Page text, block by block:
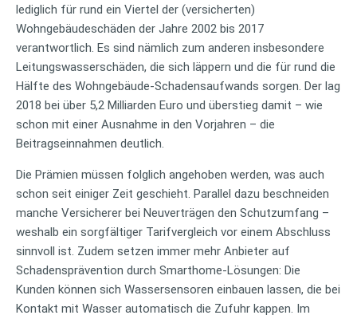
lediglich für rund ein Viertel der (versicherten)
Wohngebäudeschäden der Jahre 2002 bis 2017
verantwortlich. Es sind nämlich zum anderen insbesondere
Leitungswasserschäden, die sich läppern und die für rund die
Hälfte des Wohngebäude-Schadensaufwands sorgen. Der lag
2018 bei über 5,2 Milliarden Euro und überstieg damit – wie
schon mit einer Ausnahme in den Vorjahren – die
Beitragseinnahmen deutlich.
Die Prämien müssen folglich angehoben werden, was auch
schon seit einiger Zeit geschieht. Parallel dazu beschneiden
manche Versicherer bei Neuverträgen den Schutzumfang –
weshalb ein sorgfältiger Tarifvergleich vor einem Abschluss
sinnvoll ist. Zudem setzen immer mehr Anbieter auf
Schadensprävention durch Smarthome-Lösungen: Die
Kunden können sich Wassersensoren einbauen lassen, die bei
Kontakt mit Wasser automatisch die Zufuhr kappen. Im